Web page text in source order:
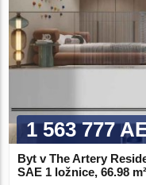
1 563 777
Byt v The Artery
SAE 1 ložnice, 66.98